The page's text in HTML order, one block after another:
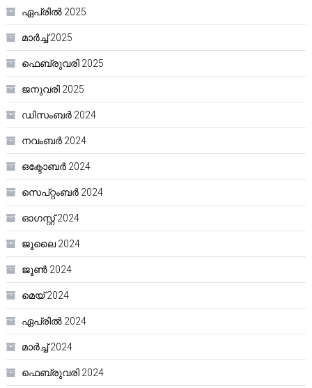
ഏപ്രിൽ 2025
മാർച്ച്‌ 2025
ഫെബ്രുവരി 2025
ജനുവരി 2025
ഡിസംബർ 2024
നവംബർ 2024
ഒക്ടോബർ 2024
സെപ്റ്റംബർ 2024
ഓഗസ്റ്റ്‌ 2024
ജൂലൈ 2024
ജൂൺ 2024
മെയ്‌ 2024
ഏപ്രിൽ 2024
മാർച്ച്‌ 2024
ഫെബ്രുവരി 2024